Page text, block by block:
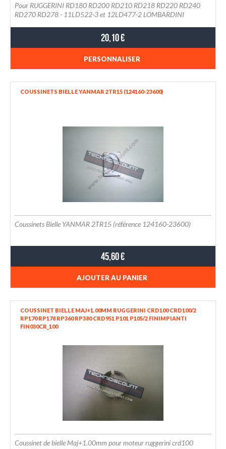
Pour RUGGERINI RD180 RD200 RD210 RD218 RD220 RD240
RD270 RD278 - 11LD522-3 et 12LD477-2 LOMBARDINI
20,10 €
PERSONNALISER
COUSSINETS BIELLE YANMAR 2TR15 (124160-23600)
Coussinets Bielle YANMAR 2TR15 (référence 124160-23600)
45,60 €
AJOUTER AU PANIER
COUSSINET BIELLE MAJ+1.00MM RUGGERINI CRD100 CRD100/2
RP170 RP178 RP360 RP380 CRD951 P101 P105/2 FINIMPIANTI
FIN030CR_100
Coussinet de bielle Maj+1.00mm pour moteur ruggerini crd100